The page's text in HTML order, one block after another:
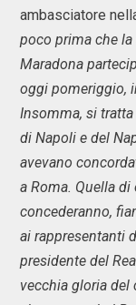
ambasciatore
poco prima che
Maradona
oggi pomeriggio,
Insomma, si
di Napoli e del
avevano
a Roma. Quella
concederanno,
ai rappresentanti
presidente del
vecchia gloria del